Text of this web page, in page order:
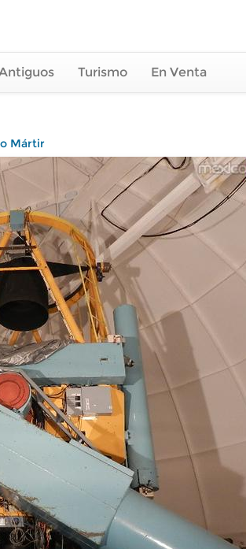
Turismo En Venta
Mártir